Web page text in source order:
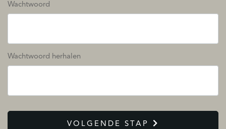
Wachtwoord
Wachtwoord herhalen
VOLGENDE STAP